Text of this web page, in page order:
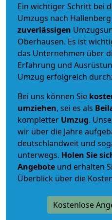
Ein wichtiger Schritt bei
Umzugs nach
zuverlässigen
Oberhausen. Es ist
das Unternehmen über
Erfahrung und
Umzug erfolgreich
Bei uns können Sie
umziehen, sei es als
kompletter Umzug.
wir über die Jahre
deutschlandweit und
unterwegs. Holen Sie
Angebote und erhalten
Überblick über die
Kostenlose